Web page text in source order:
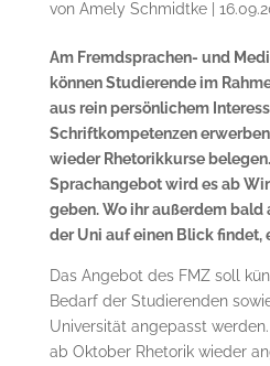
von Amely Schmidtke|
Am Fremdsprachen- und
können Studierende im
aus rein persönlichem
Schriftkompetenzen
wieder Rhetorikkurse
Sprachangebot wird es ab
geben. Wo ihr außerdem
der Uni auf einen Blick findet,
Das Angebot des FMZ soll
Bedarf der Studierenden
Universität angepasst
ab Oktober Rhetorik wieder